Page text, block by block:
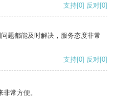
支持[0] 反对[0]
题都能及时解决，服务态度非常
支持[0] 反对[0]
常方便。